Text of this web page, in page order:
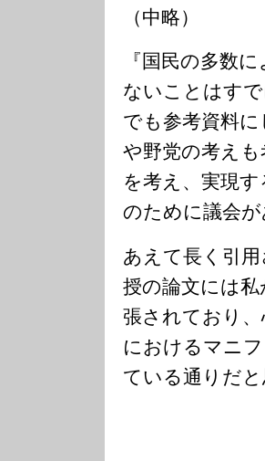
（中略）
『国民の多数
ないことはす
でも参考資料
や野党の考え
を考え、実現
のために議会
あえて長く引
授の論文には
張されており
におけるマニ
ている通りだと